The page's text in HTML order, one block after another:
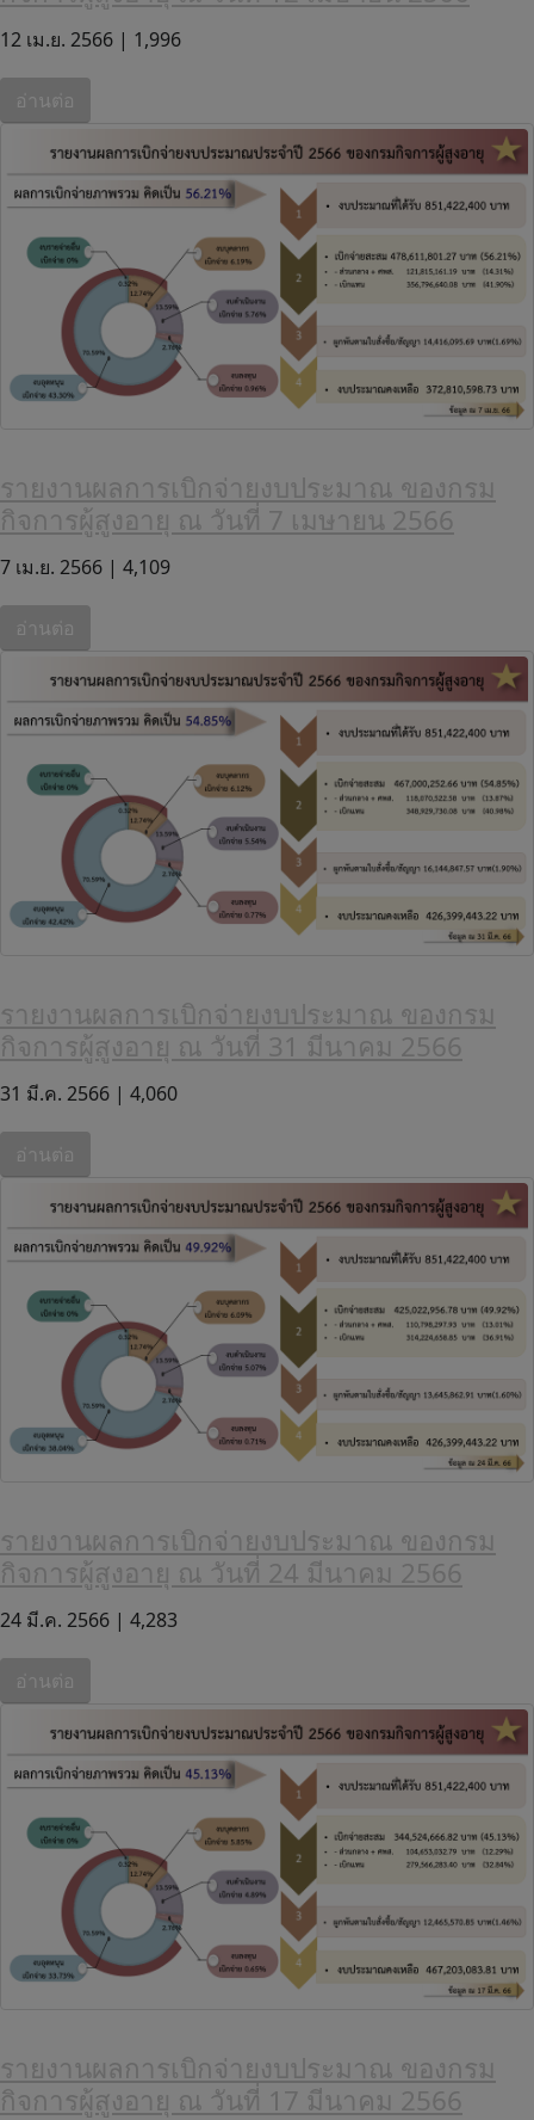
12 เม.ย. 2566 | 1,996
อ่านต่อ
รายงานผลการเบิกจ่ายงบประมาณ ของกรม
กิจการผู้สูงอายุ ณ วันที่ 7 เมษายน 2566
7 เม.ย. 2566 | 4,109
อ่านต่อ
รายงานผลการเบิกจ่ายงบประมาณ ของกรม
กิจการผู้สูงอายุ ณ วันที่ 31 มีนาคม 2566
31 มี.ค. 2566 | 4,060
อ่านต่อ
รายงานผลการเบิกจ่ายงบประมาณ ของกรม
กิจการผู้สูงอายุ ณ วันที่ 24 มีนาคม 2566
24 มี.ค. 2566 | 4,283
อ่านต่อ
รายงานผลการเบิกจ่ายงบประมาณ ของกรม
กิจการผู้สูงอายุ ณ วันที่ 17 มีนาคม 2566